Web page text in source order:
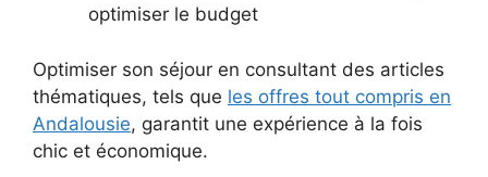
optimiser le budget
Optimiser son séjour en consultant des articles
thématiques, tels que les offres tout compris en
Andalousie, garantit une expérience à la fois
chic et économique.